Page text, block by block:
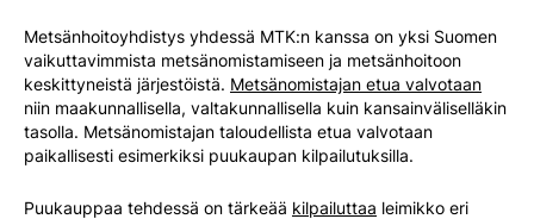
Metsänhoitoyhdistys yhdessä MTK:n kanssa on yksi Suomen
vaikuttavimmista metsänomistamiseen ja metsänhoitoon
keskittyneistä järjestöistä. Metsänomistajan etua valvotaan
niin maakunnallisella, valtakunnallisella kuin kansainväliselläkin
tasolla. Metsänomistajan taloudellista etua valvotaan
paikallisesti esimerkiksi puukaupan kilpailutuksilla.
Puukauppaa tehdessä on tärkeää kilpailuttaa leimikko eri